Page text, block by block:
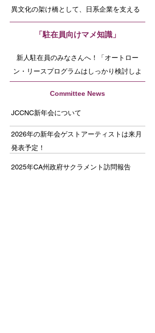
異文化の架け橋として、日系企業を支える
「駐在員向けマメ知識」
新人駐在員のみなさんへ！「オートロー
ン・リースプログラムはしっかり検討しよ
Committee News
JCCNC新年会について
2026年の新年会ゲストアーティストは来月
発表予定！
2025年CA州政府サクラメント訪問報告